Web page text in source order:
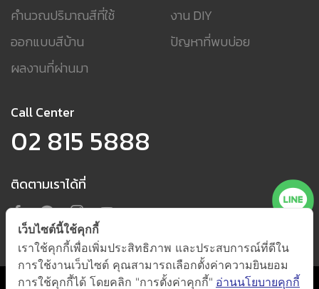
คำนวณปริมาณสีที่ใช้
ออกแบบสีบ้าน
ผลงานที่ผ่านมา
งาน DIY
ปัญหาที่พบบ่อย
Call Center
02 815 5888
ติดตามเราได้ที่
เว็บไซต์นี้ใช้คุกกี้
เราใช้คุกกี้เพื่อเพิ่มประสิทธิภาพ และประสบการณ์ที่ดีใน
การใช้งานเว็บไซต์ คุณสามารถเลือกตั้งค่าความยินยอม
การใช้คุกกี้ได้ โดยคลิก "การตั้งค่าคุกกี้" อ่านนโยบายคุกกี้